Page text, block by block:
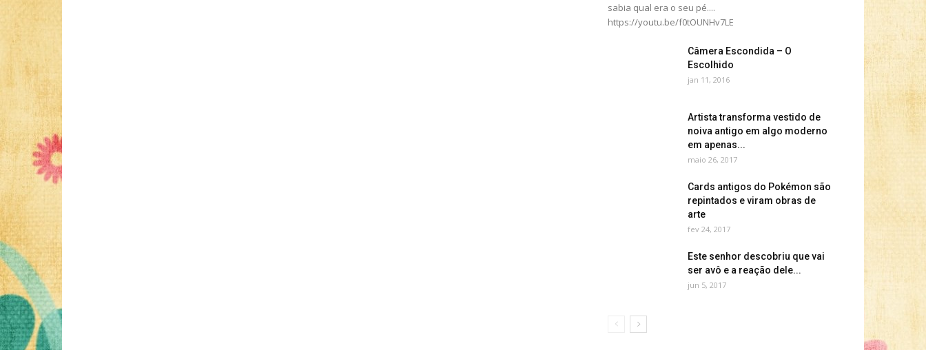
sabia qual era o seu pé....
https://youtu.be/f0tOUNHv7LE
Câmera Escondida – O
Escolhido
jan 11, 2016
Artista transforma vestido de
noiva antigo em algo moderno
em apenas...
maio 26, 2017
Cards antigos do Pokémon são
repintados e viram obras de
arte
fev 24, 2017
Este senhor descobriu que vai
ser avô e a reação dele...
jun 5, 2017